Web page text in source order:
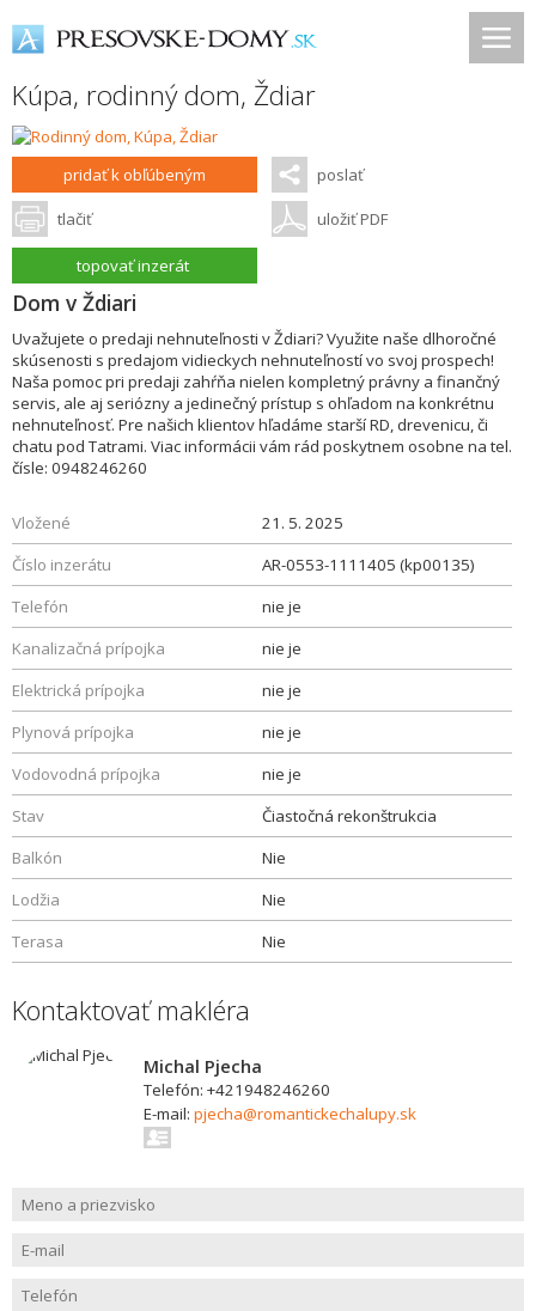
Kúpa, rodinný dom, Ždiar
pridať k obľúbeným poslať
tlačiť uložiť PDF
topovať inzerát
Dom v Ždiari
Uvažujete o predaji nehnuteľnosti v Ždiari? Využite naše dlhoročné
skúsenosti s predajom vidieckych nehnuteľností vo svoj prospech!
Naša pomoc pri predaji zahŕňa nielen kompletný právny a finančný
servis, ale aj seriózny a jedinečný prístup s ohľadom na konkrétnu
nehnuteľnosť. Pre našich klientov hľadáme starší RD, drevenicu, či
chatu pod Tatrami. Viac informácii vám rád poskytnem osobne na tel.
čísle: 0948246260
Vložené
21. 5. 2025
Číslo inzerátu
AR-0553-1111405 (kp00135)
Telefón
nie je
Kanalizačná prípojka
nie je
Elektrická prípojka
nie je
Plynová prípojka
nie je
Vodovodná prípojka
nie je
Stav
Čiastočná rekonštrukcia
Balkón
Nie
Lodžia
Nie
Terasa
Nie
Kontaktovať makléra
Michal Pjecha
Telefón: +421948246260
E-mail: pjecha@romantickechalupy.sk